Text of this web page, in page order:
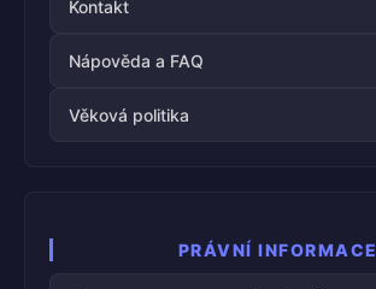
Kontakt
Nápověda a FAQ
Věková politika
PRÁVNÍ INFORMACE